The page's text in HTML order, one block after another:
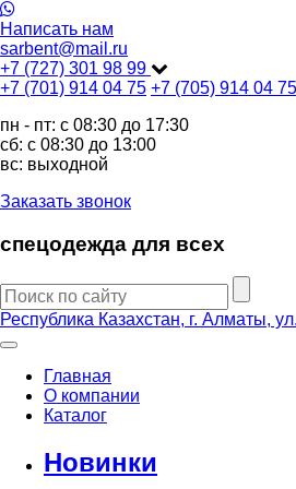
Написать нам
sarbent@mail.ru
+7 (727) 301 98 99
+7 (701) 914 04 75 +7 (705) 914 04 75
пн - пт: c 08:30 до 17:30
сб: c 08:30 до 13:00
вс: выходной
Заказать звонок
спецодежда для всех
Республика Казахстан, г. Алматы,
Главная
О компании
Каталог
Новинки